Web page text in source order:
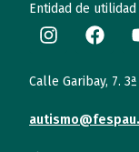
Entidad de
Calle Garibay, 7.